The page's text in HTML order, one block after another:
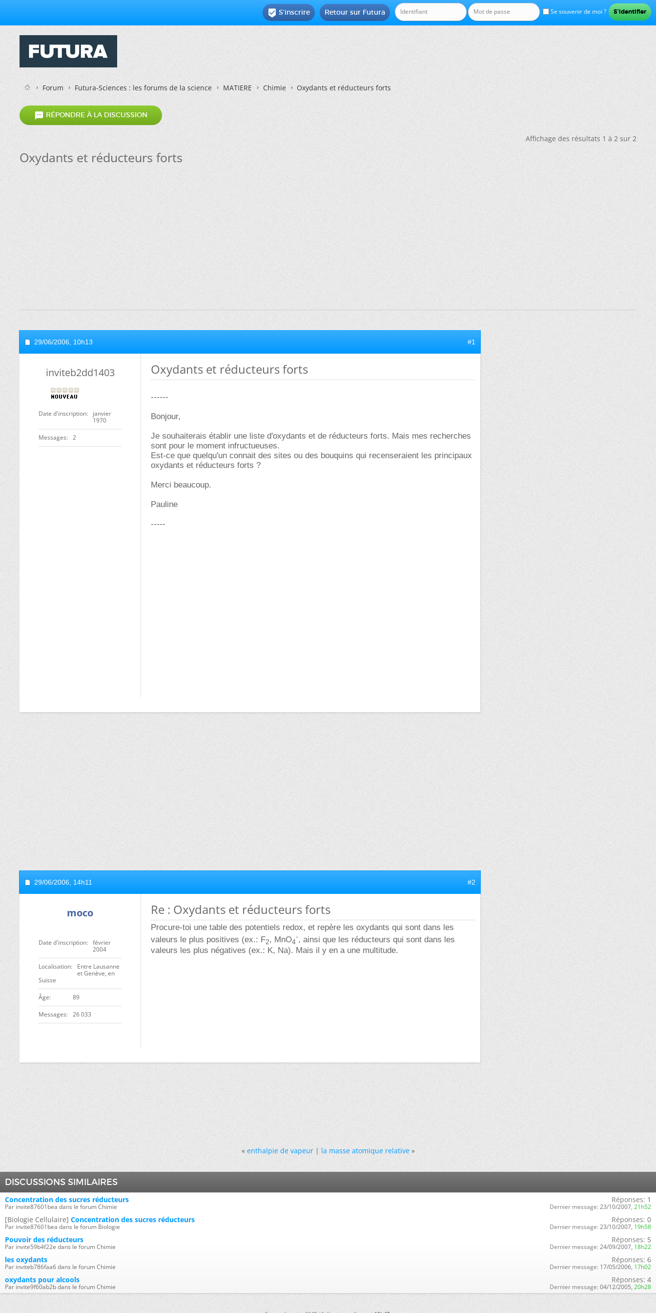
Se souvenir de moi ?
Retour sur Futura
 S'inscrire
Forum Futura-Sciences : les forums de la science MATIERE Chimie Oxydants et réducteurs forts
 RÉPONDRE À LA DISCUSSION
Affichage des résultats 1 à 2 sur 2
Oxydants et réducteurs forts
29/06/2006, 10h13 #1
inviteb2dd1403
Date d'inscription
janvier
1970
Messages 2
Oxydants et réducteurs forts
------
Bonjour,
Je souhaiterais établir une liste d'oxydants et de réducteurs forts. Mais mes recherches
sont pour le moment infructueuses.
Est-ce que quelqu'un connait des sites ou des bouquins qui recenseraient les principaux
oxydants et réducteurs forts ?
Merci beaucoup.
Pauline
-----
29/06/2006, 14h11 #2
moco
Date d'inscription
février
2004
Localisation
Entre Lausanne
et Genève, en
Suisse
ge 89
Messages 26 033
Re : Oxydants et réducteurs forts
Procure-toi une table des potentiels redox, et repère les oxydants qui sont dans les
valeurs le plus positives (ex.: F2, MnO4
-, ainsi que les réducteurs qui sont dans les
valeurs les plus négatives (ex.: K, Na). Mais il y en a une multitude.
« enthalpie de vapeur|la masse atomique relative »
DISCUSSIONS SIMILAIRES
Concentration des sucres réducteurs
Par invite87601bea dans le forum Chimie
Réponses: 1
Dernier message: 23/10/2007, 21h52
[Biologie Cellulaire] Concentration des sucres réducteurs
Par invite87601bea dans le forum Biologie
Réponses: 0
Dernier message: 23/10/2007, 19h58
Pouvoir des réducteurs
Par invite59b4f22e dans le forum Chimie
Réponses: 5
Dernier message: 24/09/2007, 18h22
les oxydants
Par inviteb786faa6 dans le forum Chimie
Réponses: 6
Dernier message: 17/05/2006, 17h02
oxydants pour alcools
Par invite9f60ab2b dans le forum Chimie
Réponses: 4
Dernier message: 04/12/2005, 20h28